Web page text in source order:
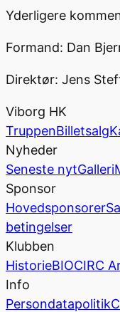
Yderligere
Formand: Dan
Direktør: Jens
Viborg HK
TruppenBilletsalg
Nyheder
Seneste nytGalleri
Sponsor
Hovedsponsorer
betingelser
Klubben
HistorieBIOCIRC
Info
Persondatapolitik